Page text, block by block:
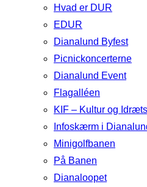
Hvad er DUR
EDUR
Dianalund Byfest
Picnickoncerterne
Dianalund Event
Flagalléen
KIF – Kultur og
Infoskærm i
Minigolfbanen
På Banen
Dianaloopet